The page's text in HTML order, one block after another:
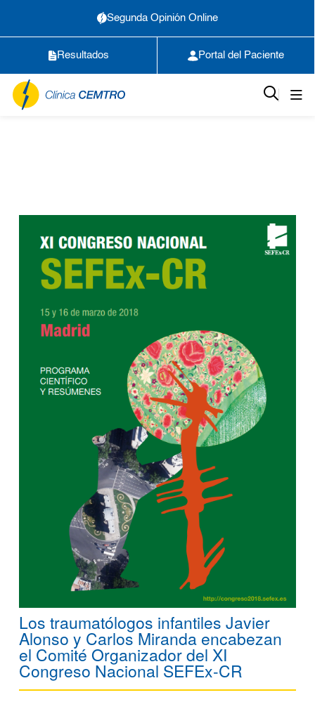
Segunda Opinión Online
Resultados Portal del Paciente
Los traumatólogos infantiles Javier
Alonso y Carlos Miranda encabezan
el Comité Organizador del XI
Congreso Nacional SEFEx-CR